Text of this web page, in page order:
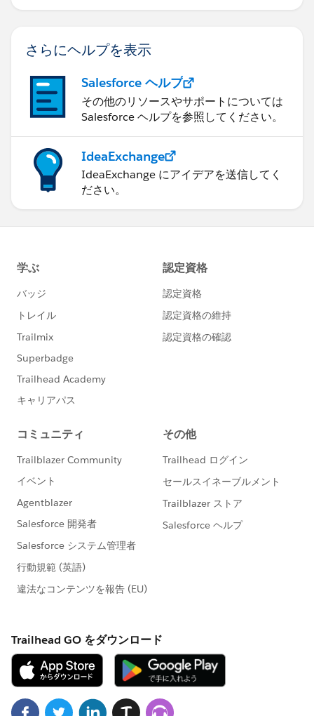
さらにヘルプを表示
Salesforce ヘルプ
その他のリソースやサポートについては
Salesforce ヘルプを参照してください。
IdeaExchange
IdeaExchange にアイデアを送信してく
ださい。